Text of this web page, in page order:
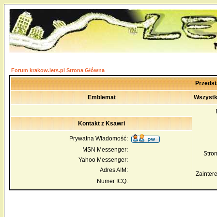
Forum krakow.lets.pl Strona Główna
Emblemat
Kontakt z Ksawri
Prywatna Wiadomość:
MSN Messenger:
Yahoo Messenger:
Adres AIM:
Numer ICQ: